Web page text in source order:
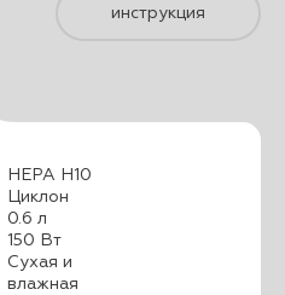
инструкция
HEPA H10
Циклон
0.6 л
150 Вт
Сухая и
влажная